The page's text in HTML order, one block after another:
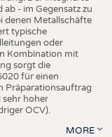
- im Gegensatz zu
denen Metallschäfte
typische
oder
Kombination mit
sorgt die
für einen
Präparationsauftrag
hoher
OCV).
MORE